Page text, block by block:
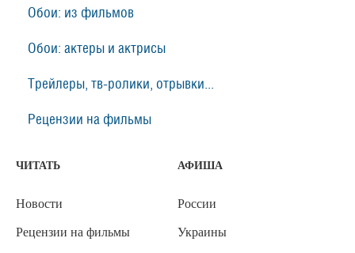
Обои: из фильмов
Обои: актеры и актрисы
Трейлеры, тв-ролики, отрывки...
Рецензии на фильмы
ЧИТАТЬ
Новости
Рецензии на фильмы
АФИША
России
Украины